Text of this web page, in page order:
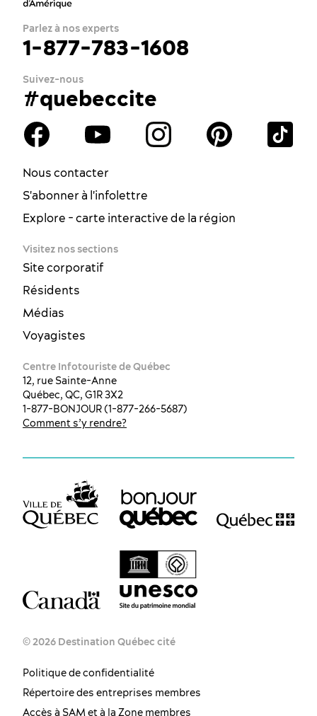
EN
FR ES
Parlez à nos experts
1-877-783-1608
Suivez-nous
#quebeccite
Nous contacter
S'abonner à l'infolettre
Explore - carte interactive de la région
Visitez nos sections
Site corporatif
Résidents
Médias
Voyagistes
Centre Infotouriste de Québec
12, rue Sainte-Anne
Québec, QC, G1R 3X2
1-877-BONJOUR (1-877-266-5687)
Comment s’y rendre?
© 2026 Destination Québec cité
Politique de confidentialité
Répertoire des entreprises membres
Accès à SAM et à la Zone membres